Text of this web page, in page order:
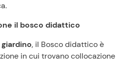
il bosco didattico
, il Bosco didattico è
in cui trovano collocazione